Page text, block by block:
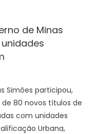
de Minas
Simões participou,
80 novos títulos de
com unidades
Urbana,